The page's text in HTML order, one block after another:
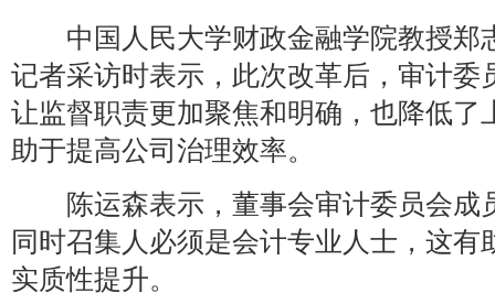
中国人民大学财政金融学院教授郑
记者采访时表示，此次改革后，审计委
让监督职责更加聚焦和明确，也降低了
助于提高公司治理效率。
陈运森表示，董事会审计委员会成
同时召集人必须是会计专业人士，这
实质性提升。